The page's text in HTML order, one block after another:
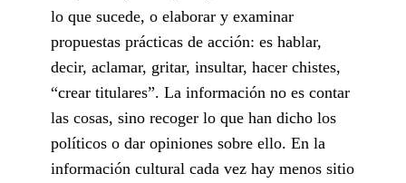
lo que sucede, o elaborar y examinar
propuestas prácticas de acción: es hablar,
decir, aclamar, gritar, insultar, hacer chistes,
“crear titulares”. La información no es contar
las cosas, sino recoger lo que han dicho los
políticos o dar opiniones sobre ello. En la
información cultural cada vez hay menos sitio